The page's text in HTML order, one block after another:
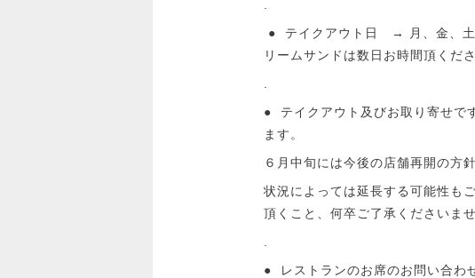
● テイクアウト日 → 月、金、土
リームサンドは数日お時間頂くだ
● テイクアウト及びお取り寄せで
ます。
６月中旬には今後の店舗再開の方
状況によっては延長する可能性も
頂くこと、何卒ご了承くださいま
● レストランのお席のお問い合わ